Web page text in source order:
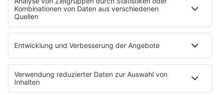
Datenschutz
Datenschutzeinstellungen
Impressum
Nutzungsbedingungen
Stromvergleich
Werbung buchen
Moderatoren buchen